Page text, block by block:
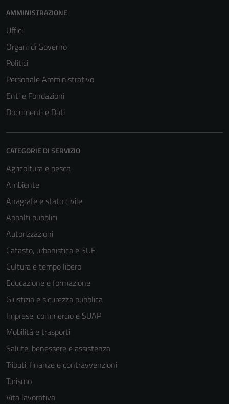
AMMINISTRAZIONE
Uffici
Organi di Governo
Politici
Personale Amministrativo
Enti e Fondazioni
Documenti e Dati
CATEGORIE DI SERVIZIO
Agricoltura e pesca
Ambiente
Anagrafe e stato civile
Appalti pubblici
Autorizzazioni
Catasto, urbanistica e SUE
Cultura e tempo libero
Educazione e formazione
Giustizia e sicurezza pubblica
Imprese, commercio e SUAP
Mobilità e trasporti
Salute, benessere e assistenza
Tributi, finanze e contravvenzioni
Turismo
Vita lavorativa
personali.